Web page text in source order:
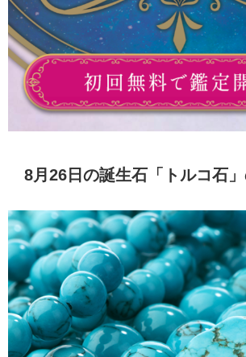
8月26日の誕生石「トルコ石